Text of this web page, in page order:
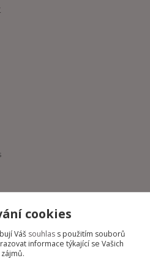
cookies
Váš souhlas s použitím souborů
informace týkající se Vašich
zájmů.